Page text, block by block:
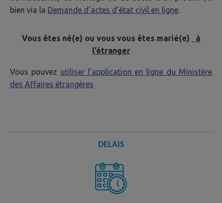
bien via la Demande d’actes d’état civil en ligne.
Vous êtes né(e) ou vous vous êtes marié(e)
à
l’étranger
Vous pouvez utiliser l’application en ligne du Ministère
des Affaires étrangères
DELAIS